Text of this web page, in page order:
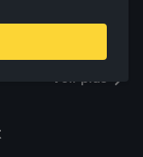
de vendre à votre
ou créez
prix.
Voir plus